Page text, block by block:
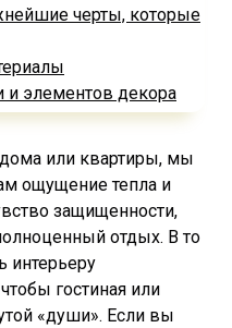
черты, которые
элементов декора
дома или квартиры, мы
ощущение тепла и
защищенности,
отдых. В то
интерьеру
гостиная или
«души». Если вы